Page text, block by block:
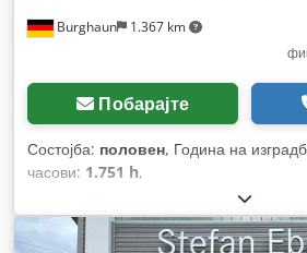
Burghaun 1.367 km
Побарајте
Состојба: половен, Година на
часови: 1.751 h,